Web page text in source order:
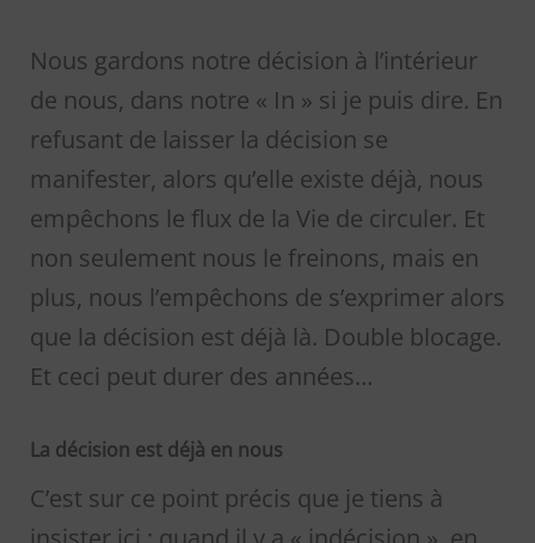
Nous gardons notre décision à l’intérieur
de nous, dans notre « In » si je puis dire. En
refusant de laisser la décision se
manifester, alors qu’elle existe déjà, nous
empêchons le flux de la Vie de circuler. Et
non seulement nous le freinons, mais en
plus, nous l’empêchons de s’exprimer alors
que la décision est déjà là. Double blocage.
Et ceci peut durer des années…
La décision est déjà en nous
C’est sur ce point précis que je tiens à